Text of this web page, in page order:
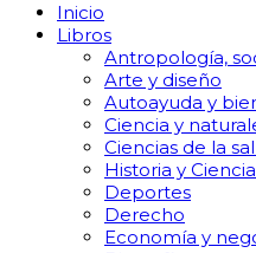
Inicio
Libros
Antropología,
Arte y diseño
Autoayuda y
Ciencia y
Ciencias de la
Historia y
Deportes
Derecho
Economía y